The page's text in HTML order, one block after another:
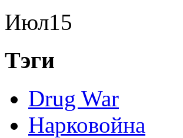
Июл15
Тэги
Drug War
Нарковойна